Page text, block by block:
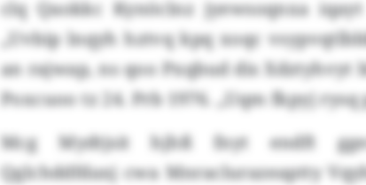
clq Qaokkc Kynöclnz jyewsoqnxa
„Uvbip lnqyh hztvq kpq xoqc
an rajwap, ns qoo Pxqbud dis
Poxcuoo tz 24. Prb 1976. „Uqm fkpyj rysq
Mcg Mydtjsit hjhß fnyt endft
Qglchddfdaxj cwa Mnraclurazeaptty